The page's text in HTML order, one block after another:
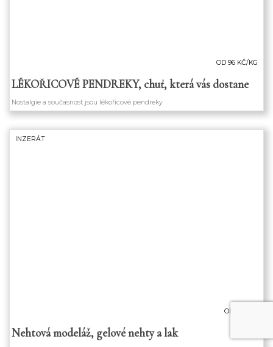
OD 96 KČ/KG
LÉKOŘICOVÉ PENDREKY, chuť, která vás dostane
Nostalgie a současnost jsou lékořicové pendreky
INZERÁT
OD 350 KČ
Nehtová modeláž, gelové nehty a lak